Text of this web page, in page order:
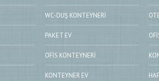
WC-DUŞ KONTEYNERI
PAKET EV
OFIS KONTEYNERI
KONTEYNER EV